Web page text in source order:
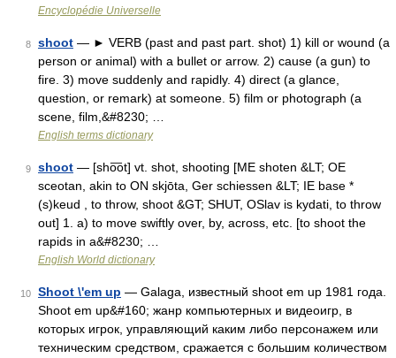
Encyclopédie Universelle
8 shoot — ► VERB (past and past part. shot) 1) kill or wound (a
person or animal) with a bullet or arrow. 2) cause (a gun) to
fire. 3) move suddenly and rapidly. 4) direct (a glance,
question, or remark) at someone. 5) film or photograph (a
scene, film,&#8230; …
English terms dictionary
9 shoot — [sho͞ot] vt. shot, shooting [ME shoten &LT; OE
sceotan, akin to ON skjōta, Ger schiessen &LT; IE base *
(s)keud , to throw, shoot &GT; SHUT, OSlav is kydati, to throw
out] 1. a) to move swiftly over, by, across, etc. [to shoot the
rapids in a&#8230; …
English World dictionary
10 Shoot \'em up — Galaga, известный shoot em up 1981 года.
Shoot em up&#160; жанр компьютерных и видеоигр, в
которых игрок, управляющий каким либо персонажем или
техническим средством, сражается с большим количеством